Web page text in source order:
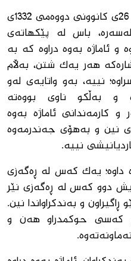
بەگوێرەی ڕاپۆرتێك كە مێژووی 26ی كانوونی دووەمی 1332ی
8/2/1917ز)ی لەسەرە، باس لە پێكهاتەی
و ئاماژە بەوە دراوە كە بە
هەر یەك شتن، بەڵام
نییە، بەو واتایەی لەو
و بەڵكو ناوی بووەتە
و كارمەندانی ئاماژە بەوە
نین و بەهۆی جەندرمەوە
نییە.
داوە؛ یەك كەس لە ڕەگەزی
دوو كەس لە ڕەگەزی نێر
و بەندكراواندا نین.
كەسی حوكمدراو هەن و